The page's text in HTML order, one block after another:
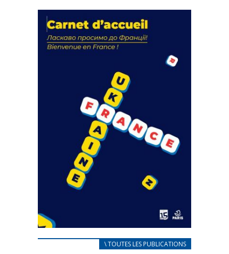
actions
18 septembre 2023
FEUILLETER
CARNET D’ACCUEIL\ TOUTES LES PUBLICATIONS